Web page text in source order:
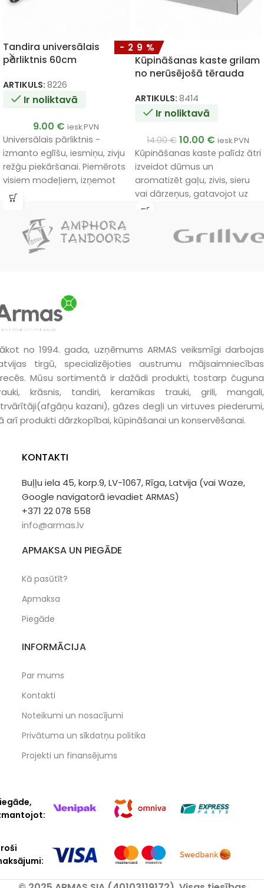
Tandira universālais
pārliktnis 60cm
ARTIKULS: 8226
Ir noliktavā
9.00 € iesk.PVN
Universālais pārliktnis -
izmanto eglīšu, iesmiņu, zivju
režģu piekāršanai. Piemērots
visiem modeļiem, izņemot
DONSKOJ un KOCHEVNIK.
-29%
Kūpināšanas kaste grilam
no nerūsējošā tērauda
ARTIKULS: 8414
Ir noliktavā
14.00€ 10.00 € iesk.PVN
Kūpināšanas kaste palīdz ātri
izveidot dūmus un
aromatizēt gaļu, zivis, sieru
vai dārzeņus, gatavojot uz
grila. Piepildiet kastīti ar
novietojiet tieši uz degļiem.
no 1994. gada, uzņēmums ARMAS veiksmīgi darbojas
tirgū, specializējoties austrumu mājsaimniecības
Mūsu sortimentā ir dažādi produkti, tostarp čuguna
krāsnis, tandiri, keramikas trauki, grili, mangali,
kazani), gāzes degļi un virtuves piederumi,
arī produkti dārzkopībai, kūpināšanai un konservēšanai.
KONTAKTI
Buļļu iela 45, korp.9, LV-1067, Rīga, Latvija (vai Waze,
Google navigatorā ievadiet ARMAS)
+371 22 078 558
info@armas.lv
APMAKSA UN PIEGĀDE
Kā pasūtīt?
Apmaksa
Piegāde
INFORMĀCIJA
Par mums
Kontakti
Noteikumi un nosacījumi
Privātuma un sīkdatņu politika
Projekti un finansējums